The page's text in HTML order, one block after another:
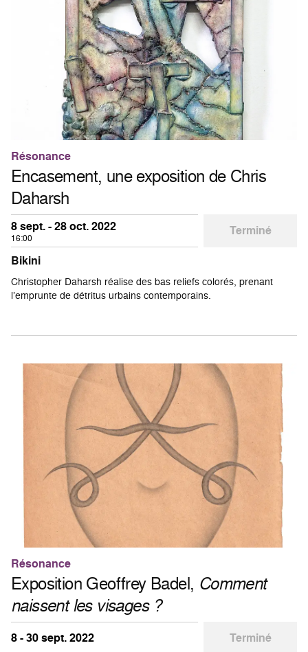
Résonance
Encasement, une exposition de Chris
Daharsh
8 sept. - 28 oct. 2022
16:00
Terminé
Bikini
Christopher Daharsh réalise des bas reliefs colorés, prenant
l’emprunte de détritus urbains contemporains.
Résonance
Exposition Geoffrey Badel, Comment
naissent les visages ?
8 - 30 sept. 2022
Terminé